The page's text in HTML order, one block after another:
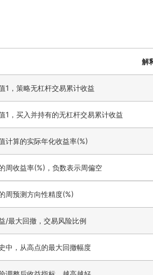
解
1，策略无杠杆交易累计收益
1，买入并持有的无杠杆交易累计收益
计算的实际年化收益率(%)
周收益率(%)，负数表示周偏空
周预测方向性精度(%)
/最大回撤，交易风险比例
中，从高点的最大回撤幅度